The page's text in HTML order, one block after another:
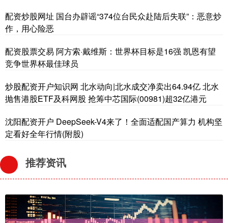
配资炒股网址 国台办辟谣“374位台民众赴陆后失联”：恶意炒
作，用心险恶
配资股票交易 阿方索·戴维斯：世界杯目标是16强 凯恩有望
竞争世界杯最佳球员
炒股配资开户知识网 北水动向|北水成交净卖出64.94亿 北水
抛售港股ETF及科网股 抢筹中芯国际(00981)超32亿港元
沈阳配资开户 DeepSeek-V4来了！全面适配国产算力 机构坚
定看好全年行情(附股)
推荐资讯